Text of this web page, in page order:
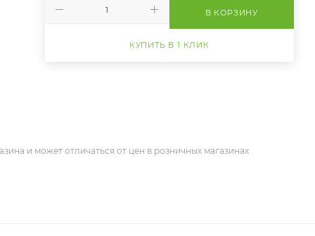
В КОРЗИНУ
КУПИТЬ В 1 КЛИК
и может отличаться от цен в розничных магазинах